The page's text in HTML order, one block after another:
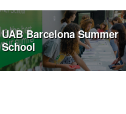
UAB Barcelona Summer
School
Aquest
enllaç
s'obre